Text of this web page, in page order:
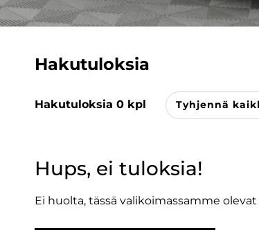
Hakutuloksia
Hakutuloksia 0 kpl Tyhjennä
Hups, ei tuloksia!
Ei huolta, tässä valikoimassamme